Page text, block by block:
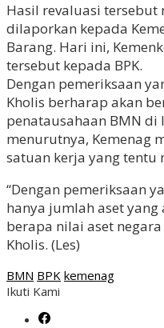
Hasil revaluasi
dilaporkan kepada
Barang. Hari ini,
tersebut kepada BPK.
Dengan pemeriksaan
Kholis berharap akan
penatausahaan BMN di
menurutnya, Kemenag
satuan kerja yang tentu
“Dengan pemeriksaan
hanya jumlah aset
berapa nilai aset
Kholis. (Les)
BMN BPK kemenag
Ikuti Kami